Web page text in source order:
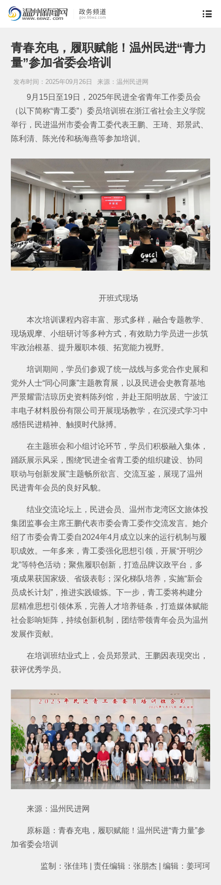
青春充电，履职赋能！温州民进“青力
量”参加省委会培训
发布时间：2025年09月26日 来源：温州民进网
9月15日至19日，2025年民进全省青年工作委员会
（以下简称“青工委”）委员培训班在浙江省社会主义学院
举行，民进温州市委会青工委代表王鹏、王琦、郑景武、
陈利清、陈光传和杨海燕等参加培训。
开班式现场
本次培训课程内容丰富、形式多样，融合专题教学、
现场观摩、小组研讨等多种方式，有效助力学员进一步筑
牢政治根基、提升履职本领、拓宽能力视野。
培训期间，学员们参观了统一战线与多党合作史展和
党外人士“同心同廉”主题教育展，以及民进会史教育基地
严景耀雷洁琼历史资料陈列馆，并赴王阳明故居、宁波江
丰电子材料股份有限公司开展现场教学，在沉浸式学习中
感悟民进精神、触摸时代脉搏。
在主题班会和小组讨论环节，学员们积极融入集体，
踊跃展示风采，围绕“民进全省青工委的组织建设、协同
联动与创新发展”主题畅所欲言、交流互鉴，展现了温州
民进青年会员的良好风貌。
结业交流论坛上，民进会员、温州市龙湾区文旅体投
集团监事会主席王鹏代表市委会青工委作交流发言。她介
绍了市委会青工委自2024年4月成立以来的运行机制与履
职成效。一年多来，青工委强化思想引领，开展“开明沙
龙”等特色活动；聚焦履职创新，打造品牌议政平台，多
项成果获国家级、省级表彰；深化梯队培养，实施“新会
员成长计划”，推进实践锻炼。下一步，青工委将构建分
层精准思想引领体系，完善人才培养链条，打造媒体赋能
社会影响矩阵，持续创新机制，团结带领青年会员为温州
发展作贡献。
在培训班结业式上，会员郑景武、王鹏因表现突出，
获评优秀学员。
来源：温州民进网
原标题：青春充电，履职赋能！温州民进“青力量”参
加省委会培训
监制：张佳玮 | 责任编辑：张朋杰 | 编辑：姜珂珂